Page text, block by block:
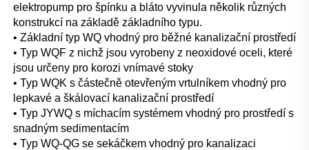
elektropump pro špínku a bláto vyvinula několik různých
konstrukcí na základě základního typu.
• Typ WQF z nichž jsou vyrobeny z neoxidové oceli, které
jsou určeny pro korozi vnímavé stoky
• Typ WQK s částečně otevřeným vrtulníkem vhodný pro
lepkavé a škálovací kanalizační prostředí
• Typ JYWQ s míchacím systémem vhodný pro prostředí s
snadným sedimentacím
• Typ WQ-QG se sekáčkem vhodný pro kanalizaci